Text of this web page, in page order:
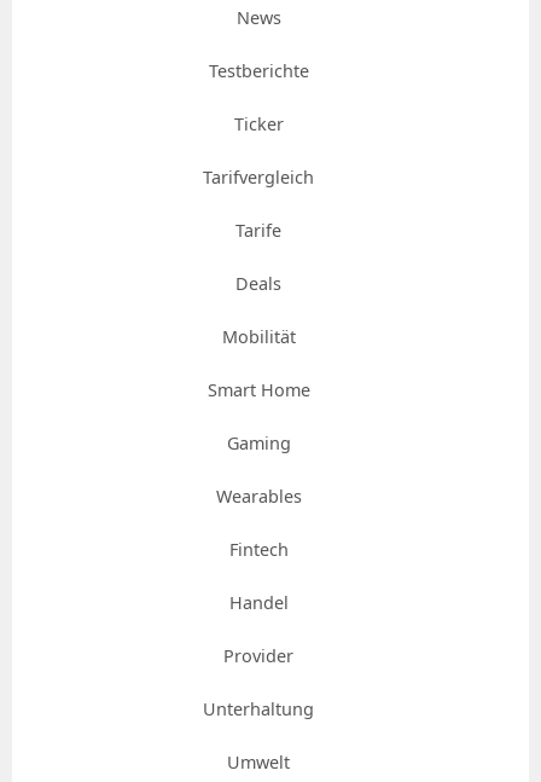
News
Testberichte
Ticker
Tarifvergleich
Tarife
Deals
Mobilität
Smart Home
Gaming
Wearables
Fintech
Handel
Provider
Unterhaltung
Umwelt